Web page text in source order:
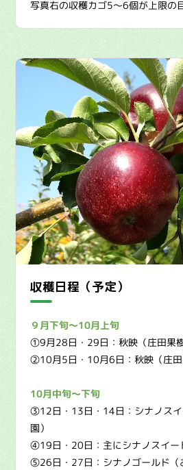
写真右の収穫カゴ5〜6個が上限の
収穫日程（予定）
９月下旬〜10月上旬
①9月28日・29日：秋映（庄田果樹
②10月5日・10月6日：秋映（庄田
10月中旬〜下旬
③12日・13日・14日：シナノスイ
園）
④19日・20日：主にシナノスイー
⑤26日・27日：シナノゴールド（